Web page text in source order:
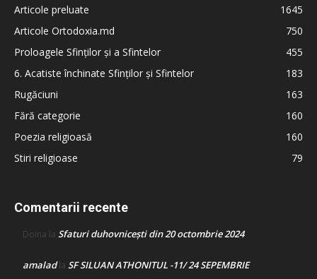
Articole preluate
1645
Articole Ortodoxia.md
750
Proloagele Sfinților și a Sfintelor
455
6. Acatiste închinate Sfinților și Sfintelor
183
Rugăciuni
163
Fără categorie
160
Poezia religioasă
160
Stiri religioase
79
Comentarii recente
Doina la Sfaturi duhovnicești din 20 octombrie 2024
amaladla SF SILUAN ATHONITUL -11/ 24 SEPEMBRIE